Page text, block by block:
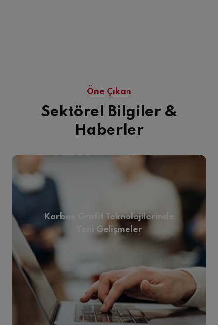
Öne Çıkan
Sektörel Bilgiler &
Haberler
Karbon Grafit Teknolojilerinde
Yeni Gelişmeler